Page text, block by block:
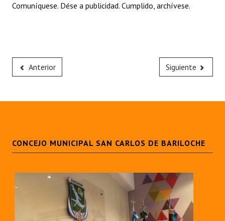
Comuníquese. Dése a publicidad. Cumplido, archívese.
Anterior Siguiente
CONCEJO MUNICIPAL SAN CARLOS DE BARILOCHE